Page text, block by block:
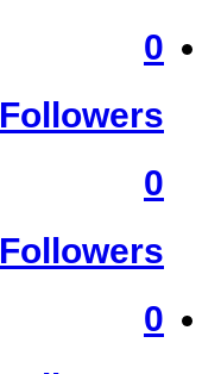
0
Followers
0
Followers
0